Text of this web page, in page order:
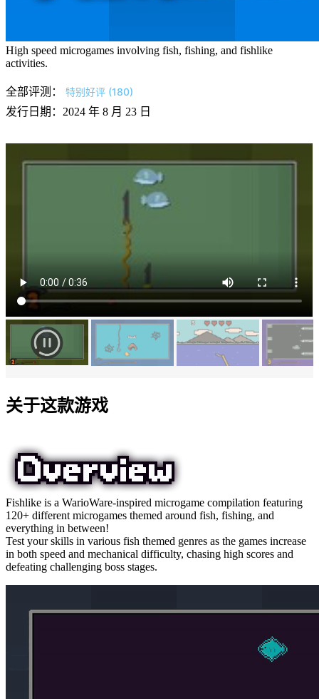
High speed microgames involving fish, fishing, and fishlike
activities.
全部评测：
特别好评 (180)
发行日期：2024 年 8 月 23 日
关于这款游戏
Fishlike is a WarioWare-inspired microgame compilation featuring
120+ different microgames themed around fish, fishing, and
everything in between!
Test your skills in various fish themed genres as the games increase
in both speed and mechanical difficulty, chasing high scores and
defeating challenging boss stages.